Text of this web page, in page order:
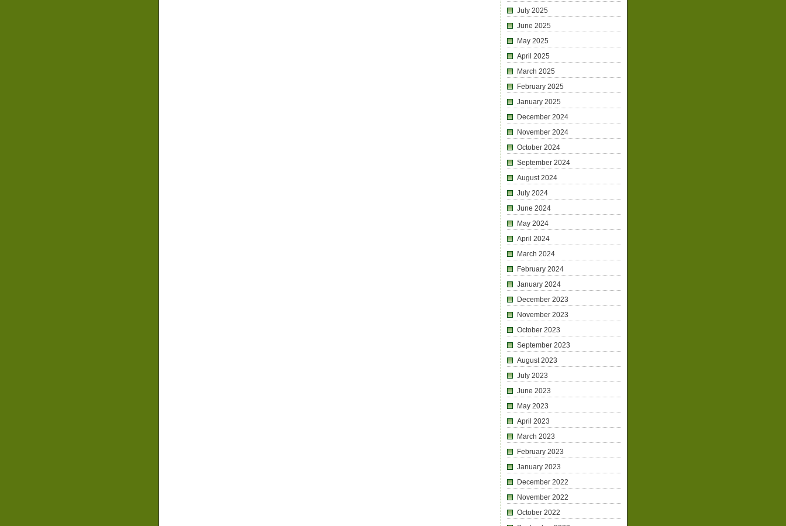
July 2025
June 2025
May 2025
April 2025
March 2025
February 2025
January 2025
December 2024
November 2024
October 2024
September 2024
August 2024
July 2024
June 2024
May 2024
April 2024
March 2024
February 2024
January 2024
December 2023
November 2023
October 2023
September 2023
August 2023
July 2023
June 2023
May 2023
April 2023
March 2023
February 2023
January 2023
December 2022
November 2022
October 2022